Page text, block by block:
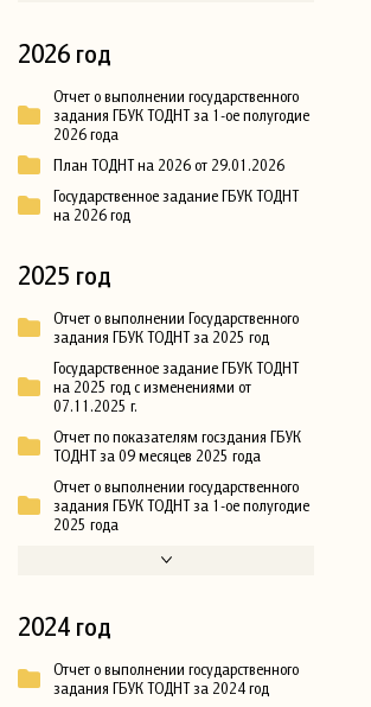
2026 год
Отчет о выполнении государственного
задания ГБУК ТОДНТ за 1-ое полугодие
2026 года
План ТОДНТ на 2026 от 29.01.2026
Государственное задание ГБУК ТОДНТ
на 2026 год
2025 год
Отчет о выполнении Государственного
задания ГБУК ТОДНТ за 2025 год
Государственное задание ГБУК ТОДНТ
на 2025 год с изменениями от
07.11.2025 г.
Отчет по показателям госздания ГБУК
ТОДНТ за 09 месяцев 2025 года
Отчет о выполнении государственного
задания ГБУК ТОДНТ за 1-ое полугодие
2025 года
2024 год
Отчет о выполнении государственного
задания ГБУК ТОДНТ за 2024 год